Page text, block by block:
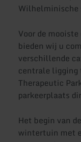
Wilhelminische
Voor de
bieden wij u
verschillende
centrale ligging
Therapeutic
parkeerplaats
Het begin van
wintertuin met